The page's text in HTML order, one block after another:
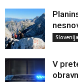
Slovenija
V